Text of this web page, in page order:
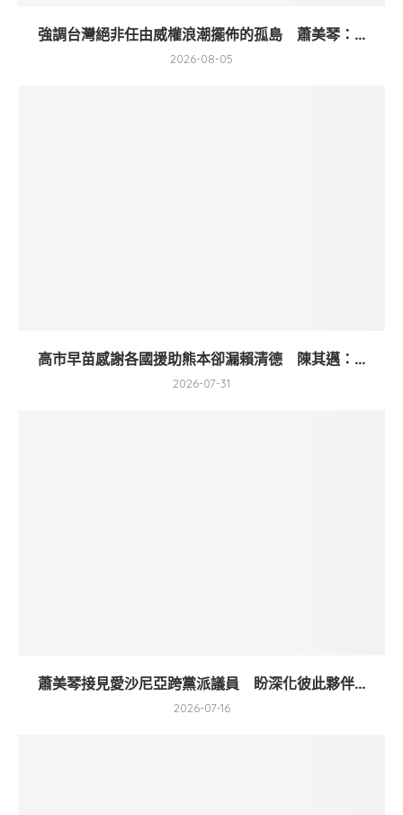
強調台灣絕非任由威權浪潮擺佈的孤島 蕭美琴：...
2026-08-05
高市早苗感謝各國援助熊本卻漏賴清德 陳其邁：...
2026-07-31
蕭美琴接見愛沙尼亞跨黨派議員 盼深化彼此夥伴...
2026-07-16